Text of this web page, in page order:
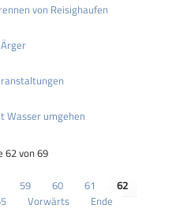
von Reisighaufen
Wasser umgehen
62 von 69
59 60 61
62
Vorwärts Ende